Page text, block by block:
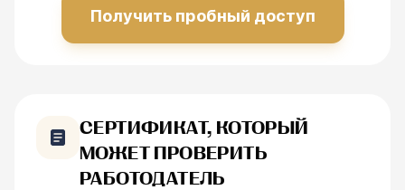
Получить пробный доступ
СЕРТИФИКАТ, КОТОРЫЙ
МОЖЕТ ПРОВЕРИТЬ
РАБОТОДАТЕЛЬ